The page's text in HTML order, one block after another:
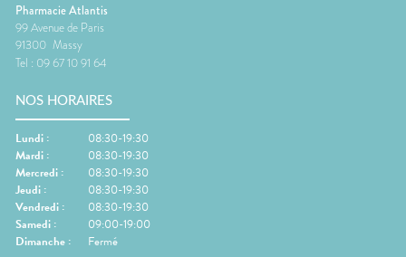
Pharmacie Atlantis
99 Avenue de Paris
91300 Massy
Tel : 09 67 10 91 64
NOS HORAIRES
Lundi :
08:30-19:30
Mardi :
08:30-19:30
Mercredi :
08:30-19:30
Jeudi :
08:30-19:30
Vendredi :
08:30-19:30
Samedi :
09:00-19:00
Dimanche : Fermé